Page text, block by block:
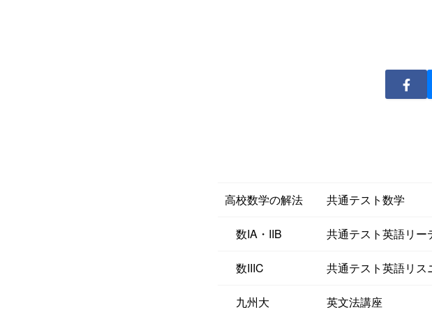
高校数学の解法
数IA・IIB
数IIIC
九州大
共通テスト数学
共通テスト英語リー
共通テスト英語リス
英文法講座